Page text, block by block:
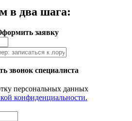
в два шага:
заявку
звонок специалиста
персональных данных
конфиденциальности.